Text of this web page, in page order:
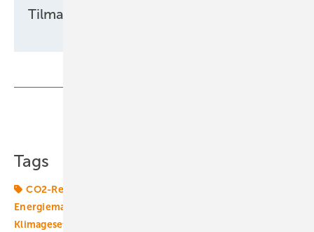
Tilman Weber
Tags
CO2-Reduktionsziele
Energiemarkt
Klimagesetze